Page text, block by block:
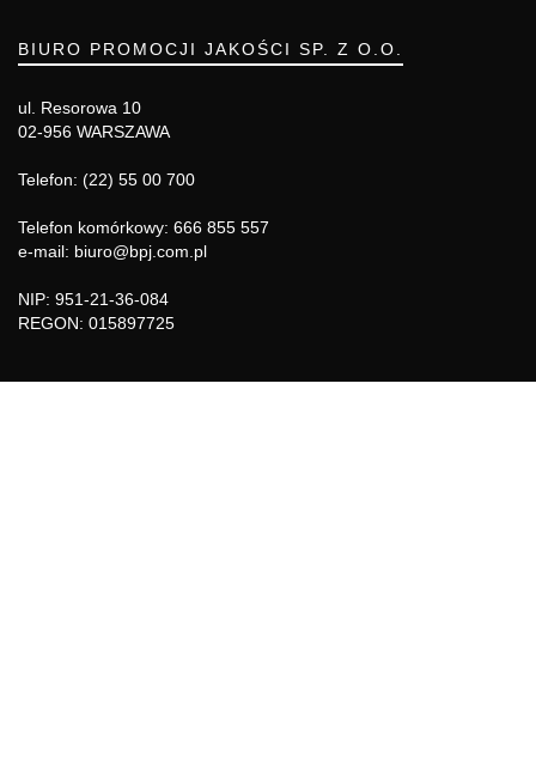
BIURO PROMOCJI JAKOŚCI SP. Z O.O.
ul. Resorowa 10
02-956 WARSZAWA
Telefon: (22) 55 00 700
Telefon komórkowy: 666 855 557
e-mail: biuro@bpj.com.pl
NIP: 951-21-36-084
REGON: 015897725